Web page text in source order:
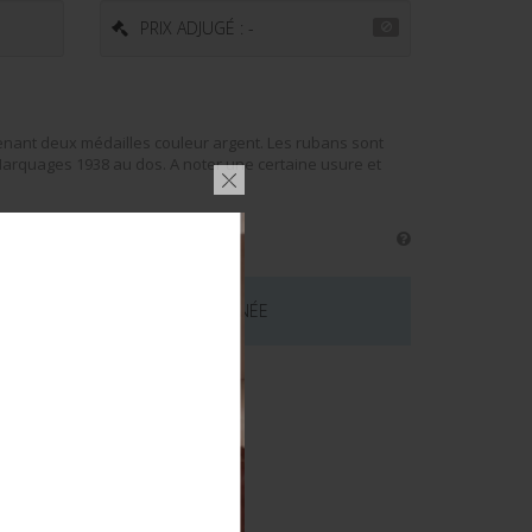
PRIX ADJUGÉ : -
deux médailles couleur argent. Les rubans sont
1938 au dos. A noter une certaine usure et
LOT EST MAINTENANT TERMINÉE